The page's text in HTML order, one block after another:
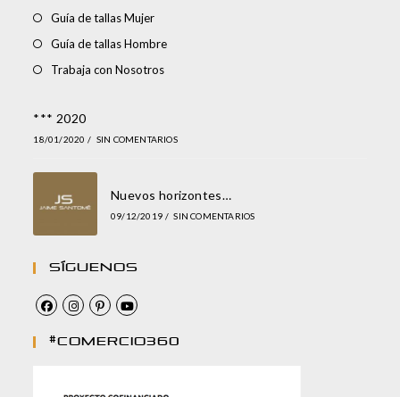
Guía de tallas Mujer
Guía de tallas Hombre
Trabaja con Nosotros
*** 2020
18/01/2020 / SIN COMENTARIOS
Nuevos horizontes…
09/12/2019 / SIN COMENTARIOS
Síguenos
#comercio360